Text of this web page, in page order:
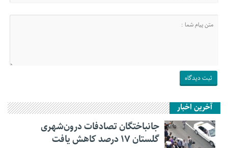
آخرین اخبار
جانباختگان تصادفات درون‌شهری
گلستان ۱۷ درصد کاهش یافت